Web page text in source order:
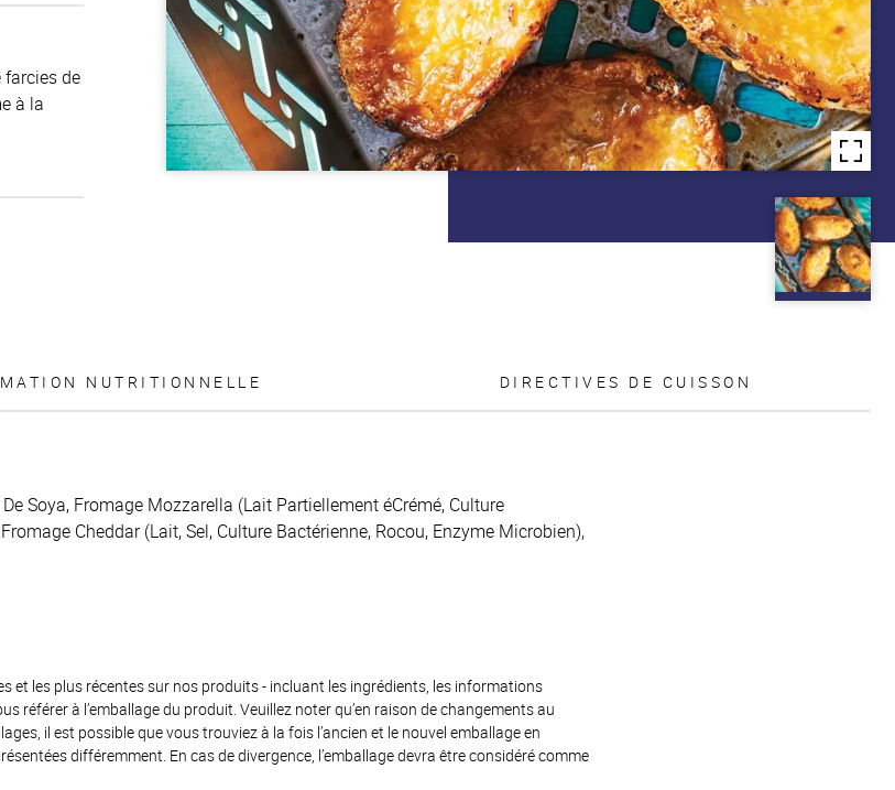
farcies de
à la
NUTRITIONNELLE DIRECTIVES DE CUISSON
Soya, Fromage Mozzarella (Lait Partiellement éCrémé, Culture
Cheddar (Lait, Sel, Culture Bactérienne, Rocou, Enzyme Microbien),
et les plus récentes sur nos produits - incluant les ingrédients, les informations
référer à l’emballage du produit. Veuillez noter qu’en raison de changements au
il est possible que vous trouviez à la fois l’ancien et le nouvel emballage en
différemment. En cas de divergence, l’emballage devra être considéré comme